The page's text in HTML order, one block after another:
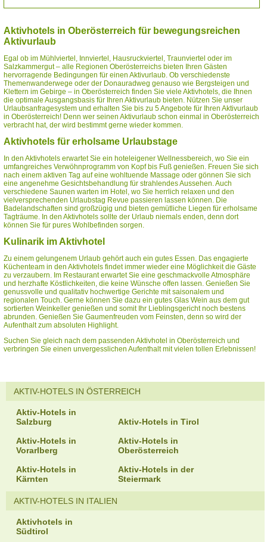
Aktivhotels in Oberösterreich für bewegungsreichen
Aktivurlaub
Egal ob im Mühlviertel, Innviertel, Hausruckviertel, Traunviertel oder im
Salzkammergut – alle Regionen Oberösterreichs bieten Ihren Gästen
hervorragende Bedingungen für einen Aktivurlaub. Ob verschiedenste
Themenwanderwege oder der Donauradweg genauso wie Bergsteigen und
Klettern im Gebirge – in Oberösterreich finden Sie viele Aktivhotels, die Ihnen
die optimale Ausgangsbasis für Ihren Aktivurlaub bieten. Nützen Sie unser
Urlaubsanfragesystem und erhalten Sie bis zu 5 Angebote für Ihren Aktivurlaub
in Oberösterreich! Denn wer seinen Aktivurlaub schon einmal in Oberösterreich
verbracht hat, der wird bestimmt gerne wieder kommen.
Aktivhotels für erholsame Urlaubstage
In den Aktivhotels erwartet Sie ein hoteleigener Wellnessbereich, wo Sie ein
umfangreiches Verwöhnprogramm von Kopf bis Fuß genießen. Freuen Sie sich
nach einem aktiven Tag auf eine wohltuende Massage oder gönnen Sie sich
eine angenehme Gesichtsbehandlung für strahlendes Aussehen. Auch
verschiedene Saunen warten im Hotel, wo Sie herrlich relaxen und den
vielversprechenden Urlaubstag Revue passieren lassen können. Die
Badelandschaften sind großzügig und bieten gemütliche Liegen für erholsame
Tagträume. In den Aktivhotels sollte der Urlaub niemals enden, denn dort
können Sie für pures Wohlbefinden sorgen.
Kulinarik im Aktivhotel
Zu einem gelungenem Urlaub gehört auch ein gutes Essen. Das engagierte
Küchenteam in den Aktivhotels findet immer wieder eine Möglichkeit die Gäste
zu verzaubern. Im Restaurant erwartet Sie eine geschmackvolle Atmosphäre
und herzhafte Köstlichkeiten, die keine Wünsche offen lassen. Genießen Sie
genussvolle und qualitativ hochwertige Gerichte mit saisonalem und
regionalen Touch. Gerne können Sie dazu ein gutes Glas Wein aus dem gut
sortierten Weinkeller genießen und somit Ihr Lieblingsgericht noch bestens
abrunden. Genießen Sie Gaumenfreuden vom Feinsten, denn so wird der
Aufenthalt zum absoluten Highlight.
Suchen Sie gleich nach dem passenden Aktivhotel in Oberösterreich und
verbringen Sie einen unvergesslichen Aufenthalt mit vielen tollen Erlebnissen!
AKTIV-HOTELS IN ÖSTERREICH
Aktiv-Hotels in
Salzburg
Aktiv-Hotels in Tirol
Aktiv-Hotels in
Vorarlberg
Aktiv-Hotels in
Oberösterreich
Aktiv-Hotels in
Kärnten
Aktiv-Hotels in der
Steiermark
AKTIV-HOTELS IN ITALIEN
Aktivhotels in
Südtirol